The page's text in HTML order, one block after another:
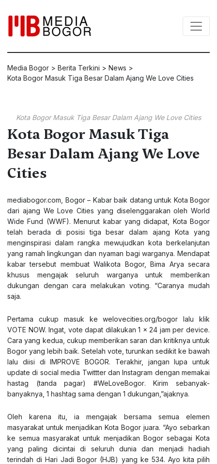
Media Bogor > Berita Terkini > News >
Kota Bogor Masuk Tiga Besar Dalam Ajang We Love Cities
Kota Bogor Masuk Tiga Besar Dalam Ajang We Love Cities
Kota Bogor Masuk Tiga
Besar Dalam Ajang We Love
Cities
mediabogor.com , Bogor – Kabar baik datang untuk Kota Bogor
dari ajang We Love Cities yang diselenggarakan oleh World
Wide Fund (WWF). Menurut kabar yang didapat, Kota Bogor
telah berada di posisi tiga besar dalam ajang Kota yang
menginspirasi dalam rangka mewujudkan kota berkelanjutan
yang ramah lingkungan dan nyaman bagi warganya. Mendapat
kabar tersebut membuat Walikota Bogor, Bima Arya secara
khusus mengajak seluruh warganya untuk memberikan
dukungan dengan cara melakukan voting. “Caranya mudah
saja.
Pertama cukup masuk kewelovecities.org/bogor lalu klik
VOTE NOW. Ingat, vote dapat dilakukan 1 x 24 jam per device.
Cara yang kedua, cukup memberikan saran dan kritiknya untuk
Bogor yang lebih baik. Setelah vote, turunkan sedikit ke bawah
lalu diisi di IMPROVE BOGOR. Terakhir, jangan lupa untuk
update di social media Twittter dan Instagram dengan memakai
hastag (tanda pagar) #WeLoveBogor. Kirim sebanyak-
banyaknya, 1 hashtag sama dengan 1 dukungan,”ajaknya.
Oleh karena itu, ia mengajak bersama semua elemen
masyarakat untuk menjadikan Kota Bogor juara. “Ayo sebarkan
ke semua masyarakat untuk menjadikan Bogor sebagai Kota
yang paling dicintai di seluruh dunia dan menjadi hadiah
terindah di Hari Jadi Bogor (HJB) yang ke 534. Ayo kita pilih